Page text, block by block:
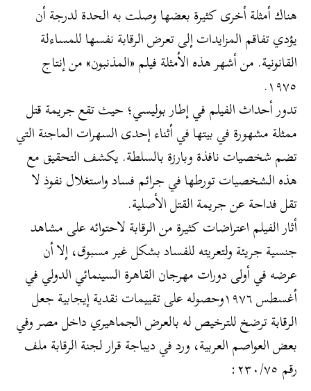
هناك أمثلة أخرى كثيرة بعضها وصلت به الحدة لدرجة أن
يؤدي تفاقم المزايدات إلى تعرض الرقابة نفسها للمساءلة
القانونية. من أشهر هذه الأمثلة فيلم «المذنبون» من إنتاج
١٩٧٥.
تدور أحداث الفيلم في إطار بوليسي؛ حيث تقع جريمة قتل
ممثلة مشهورة في بيتها في أثناء إحدى السهرات الماجنة التي
تضم شخصيات نافذة وبارزة بالسلطة. يكشف التحقيق مع
هذه الشخصيات تورطها في جرائم فساد واستغلال نفوذ لا
تقل فداحة عن جريمة القتل الأصلية.
أثار الفيلم اعتراضات كثيرة من الرقابة لاحتوائه على مشاهد
جنسية جريئة ولتعريته للفساد بشكل غير مسبوق، إلا أن
عرضه في أولى دورات مهرجان القاهرة السينمائي الدولي في
أغسطس ١٩٧٦وحصوله على تقييمات نقدية إيجابية جعل
الرقابة ترضخ للترخيص له بالعرض الجماهيري داخل مصر وفي
بعض العواصم العربية، ورد في ديباجة قرار لجنة الرقابة ملف
رقم ٢٣٠/٧٥: